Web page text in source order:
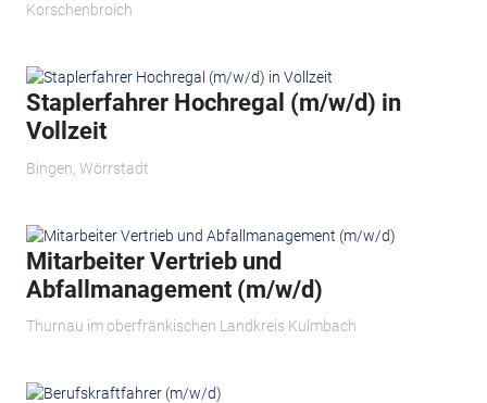
Korschenbroich
Staplerfahrer Hochregal (m/w/d) in
Vollzeit
Bingen, Wörrstadt
Mitarbeiter Vertrieb und
Abfallmanagement (m/w/d)
Thurnau im oberfränkischen Landkreis Kulmbach